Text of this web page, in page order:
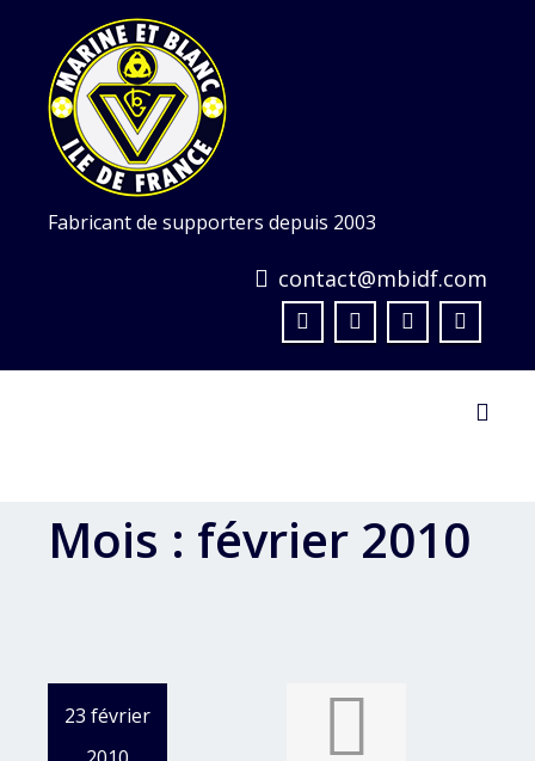
content
Fabricant de supporters depuis 2003
contact@mbidf.com
Mois : février 2010
23 février